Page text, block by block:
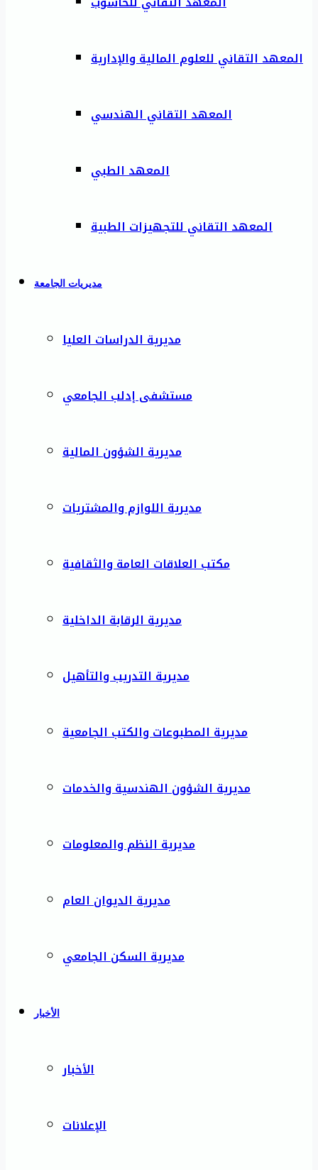
المعهد التقاني للعلوم المالية والإدارية
المعهد التقاني الهندسي
المعهد الطبي
المعهد التقاني للتجهيزات الطبية
مديريات الجامعة
مديرية الدراسات العليا
مستشفى إدلب الجامعي
مديرية الشؤون المالية
مديرية اللوازم والمشتريات
مكتب العلاقات العامة والثقافية
مديرية الرقابة الداخلية
مديرية التدريب والتأهيل
مديرية المطبوعات والكتب الجامعية
مديرية الشؤون الهندسية والخدمات
مديرية النظم والمعلومات
مديرية الديوان العام
مديرية السكن الجامعي
الأخبار
الأخبار
الإعلانات